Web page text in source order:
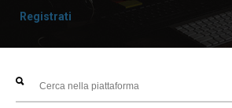
Registrati